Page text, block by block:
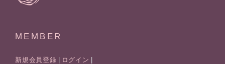
MEMBER
新規会員登録 ログイン